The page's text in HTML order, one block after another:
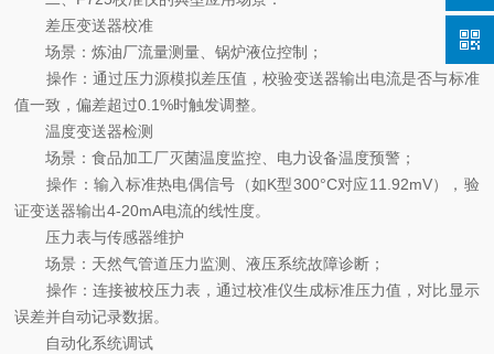
差压变送器校准
场景：炼油厂流量测量、锅炉液位控制；
操作：通过压力源模拟差压值，校验变送器输出电流是否与标准
值一致，偏差超过0.1%时触发调整。
温度变送器检测
场景：食品加工厂灭菌温度监控、电力设备温度预警；
操作：输入标准热电偶信号（如K型300°C对应11.92mV），验
证变送器输出4-20mA电流的线性度。
压力表与传感器维护
场景：天然气管道压力监测、液压系统故障诊断；
操作：连接被校压力表，通过校准仪生成标准压力值，对比显示
误差并自动记录数据。
自动化系统调试